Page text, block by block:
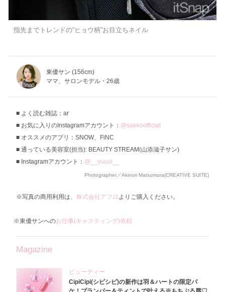
指先までトレンドの“ヒョウ柄”お目立ちネイル
東優サン (156cm)
ママ、サロンモデル・26歳
よく読む雑誌：ar
お気に入りのInstagramアカウント： @saekoofficial
オススメのアプリ：SNOW、FiNC
通っている美容室(担当): BEAUTY STREAM(山添滋子サン)
Instagramアカウント： @__yuuui__
Photographer／Akinori Matsumura(CREATIVE SUITE)
※写真の商用利用は、 株式会社アフロ よりご購入ください。
※東優サンへのお仕事(キャスティング)依頼
Magazine
ビューティー
CipiCipi(シピシピ)の新作は羽＆ハートの限定パ